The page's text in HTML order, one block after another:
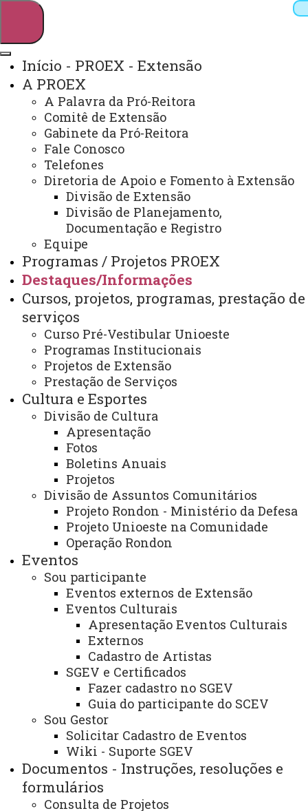
Webmail Sistemas
Arquivo Virtual
Início - PROEX - Extensão
A PROEX
A Palavra da Pró-Reitora
Comitê de Extensão
Gabinete da Pró-Reitora
Fale Conosco
Telefones
Diretoria de Apoio e Fomento à Extensão
Divisão de Extensão
Divisão de Planejamento,
Documentação e Registro
Equipe
Programas / Projetos PROEX
Destaques/Informações
Cursos, projetos, programas, prestação de
serviços
Curso Pré-Vestibular Unioeste
Programas Institucionais
Projetos de Extensão
Prestação de Serviços
Cultura e Esportes
Divisão de Cultura
Apresentação
Fotos
Boletins Anuais
Projetos
Divisão de Assuntos Comunitários
Projeto Rondon - Ministério da Defesa
Projeto Unioeste na Comunidade
Operação Rondon
Eventos
Sou participante
Eventos externos de Extensão
Eventos Culturais
Apresentação Eventos Culturais
Externos
Cadastro de Artistas
SGEV e Certificados
Fazer cadastro no SGEV
Guia do participante do SCEV
Sou Gestor
Solicitar Cadastro de Eventos
Wiki - Suporte SGEV
Documentos - Instruções, resoluções e
formulários
Consulta de Projetos
EDITAIS INTERNOS
Você está aqui: Unioeste
PROEX
Destaques/Informações
Editais Internos
EDITAL N° 045/2025 – PROEX - RESULTADO DA
SELEÇÃO DOS(AS) PROFESSORES(AS) PARA O CURSO
PRÉ-VESTIBULAR UNIOESTE – TOLEDO E
CONVOCAÇÃO PARA A 1ª REUNIÃO PEDAGÓGICA
EDITAL N° 045/2025 – PROEX -
RESULTADO DA SELEÇÃO
DOS(AS) PROFESSORES(AS)
PARA O CURSO PRÉ-
VESTIBULAR UNIOESTE –
TOLEDO E CONVOCAÇÃO PARA
A 1ª REUNIÃO PEDAGÓGICA
EDITAL N° 045/2025 – PROEX
RESULTADO DA SELEÇÃO DOS(AS)
PROFESSORES(AS) PARA O CURSO PRÉ-
VESTIBULAR UNIOESTE – TOLEDO E
CONVOCAÇÃO PARA A 1ª REUNIÃO PEDAGÓGICA.
Edital Aqui
ATUALIZAÇÃO MAIS RECENTE: 27 DE JUNHO DE